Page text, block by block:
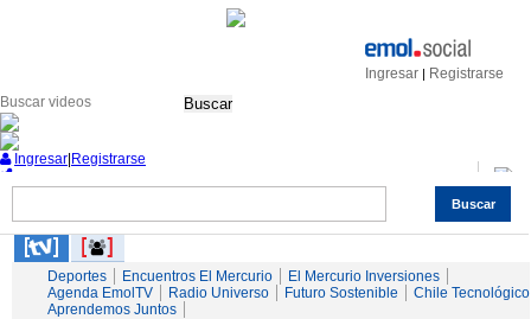
Ingresar | Registrarse
Buscar
Buscar
Ingresar Registrarse
Servicios
Deportes Encuentros El Mercurio
El Mercurio Inversiones
Agenda EmolTV
Radio Universo Futuro Sostenible
Chile Tecnológico
Aprendemos Juntos